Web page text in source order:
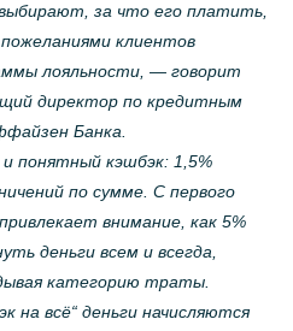
за что его платить,
клиентов
лояльности, — говорит
директор по кредитным
Банка.
понятный кэшбэк: 1,5%
по сумме. С первого
внимание, как 5%
деньги всем и всегда,
категорию траты.
на всё“ деньги начисляются